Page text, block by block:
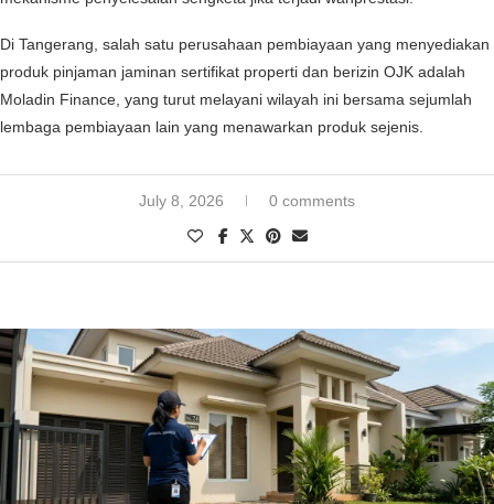
Di Tangerang, salah satu perusahaan pembiayaan yang menyediakan
produk pinjaman jaminan sertifikat properti dan berizin OJK adalah
Moladin Finance, yang turut melayani wilayah ini bersama sejumlah
lembaga pembiayaan lain yang menawarkan produk sejenis.
July 8, 2026 0 comments